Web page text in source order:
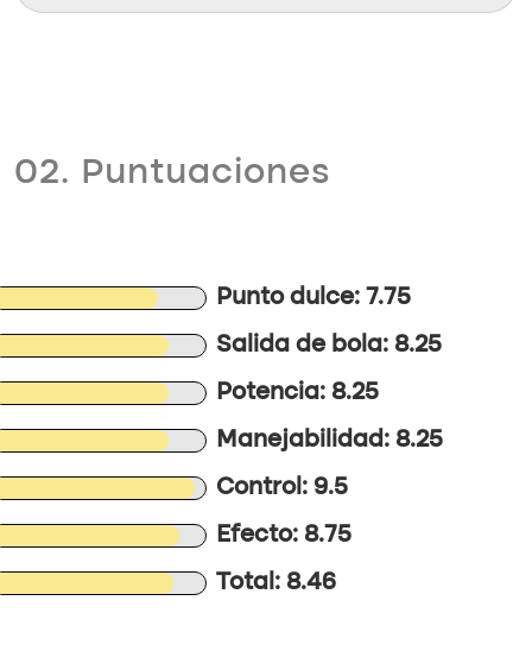
02. Puntuaciones
Punto dulce: 7.75
Salida de bola: 8.25
Potencia: 8.25
Manejabilidad: 8.25
Control: 9.5
Efecto: 8.75
Total: 8.46